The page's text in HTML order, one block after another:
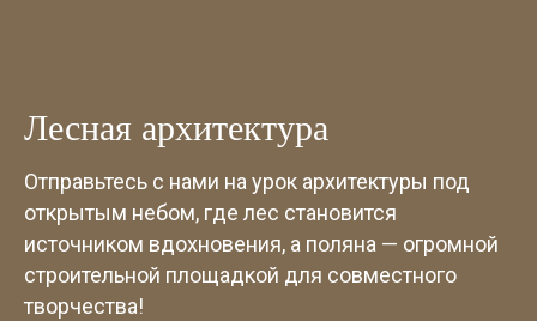
Лесная архитектура
Отправьтесь с нами на урок архитектуры под
открытым небом, где лес становится
источником вдохновения, а поляна — огромной
строительной площадкой для совместного
творчества!